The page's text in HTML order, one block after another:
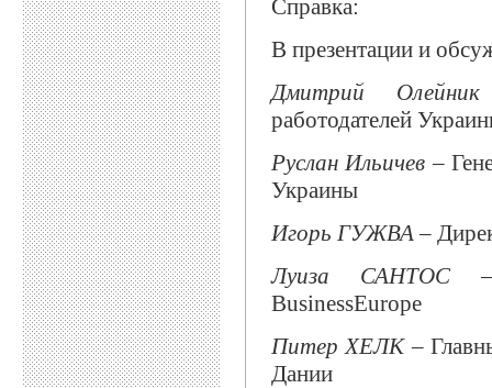
Справка:
В презентации и
Дмитрий Олейник
работодателей
Руслан Ильичев –
Украины
Игорь ГУЖВА–
Луиза САНТОС –
BusinessEurope
Питер ХЕЛК–
Дании